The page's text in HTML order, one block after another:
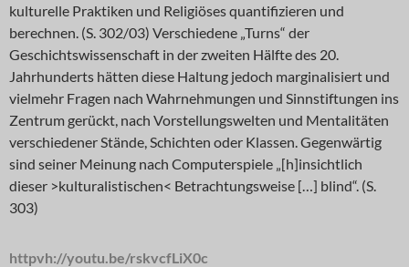
kulturelle Praktiken und Religiöses quantifizieren und
berechnen. (S. 302/03) Verschiedene „Turns“ der
Geschichtswissenschaft in der zweiten Hälfte des 20.
Jahrhunderts hätten diese Haltung jedoch marginalisiert und
vielmehr Fragen nach Wahrnehmungen und Sinnstiftungen ins
Zentrum gerückt, nach Vorstellungswelten und Mentalitäten
verschiedener Stände, Schichten oder Klassen. Gegenwärtig
sind seiner Meinung nach Computerspiele „[h]insichtlich
dieser >kulturalistischen< Betrachtungsweise […] blind“. (S.
303)
httpvh://youtu.be/rskvcfLiX0c